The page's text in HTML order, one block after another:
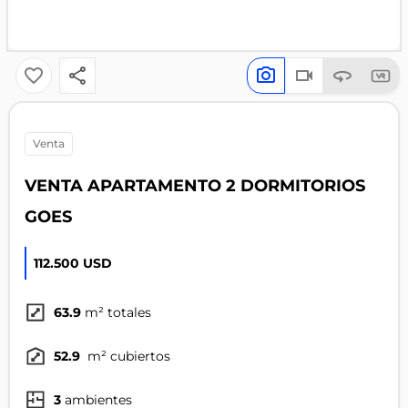
venta
VENTA APARTAMENTO 2 DORMITORIOS
GOES
112.500 USD
63.9 m² totales
52.9 m² cubiertos
3 ambientes